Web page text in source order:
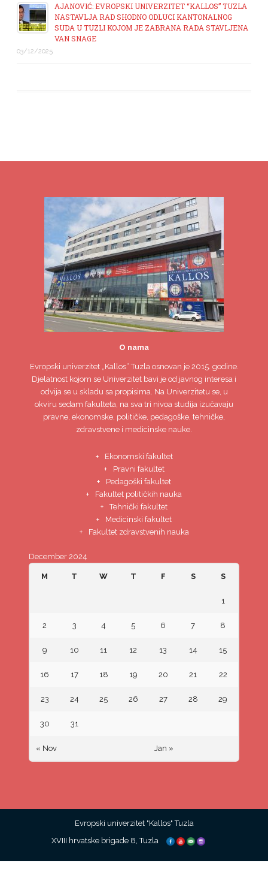
AJANOVIĆ: EVROPSKI UNIVERZITET “KALLOS” TUZLA
NASTAVLJA RAD SHODNO ODLUCI KANTONALNOG
SUDA U TUZLI KOJOM JE ZABRANA RADA STAVLJENA
VAN SNAGE
03/12/2025
O nama
Evropski univerzitet„Kallos“ Tuzla osnovan je 2015. godine.
Djelatnost kojom se Univerzitet bavi je od javnog interesa i
odvija se u skladu sa propisima. Na Univerzitetu se, u
okviru sedam fakulteta, na sva tri nivoa studija izučavaju
pravne, ekonomske, političke, pedagoške, tehničke,
zdravstvene i medicinske nauke.
Ekonomski fakultet
Pravni fakultet
Pedagoški fakultet
Fakultet političkih nauka
Tehnički fakultet
Medicinski fakultet
Fakultet zdravstvenih nauka
December 2024
M T W T F S S
« Nov Jan »
1
2 3 4 5 6 7 8
9 10 11 12 13 14 15
16 17 18 19 20 21 22
23 24 25 26 27 28 29
30 31
Evropski univerzitet "Kallos" Tuzla
XVIII hrvatske brigade 8, Tuzla